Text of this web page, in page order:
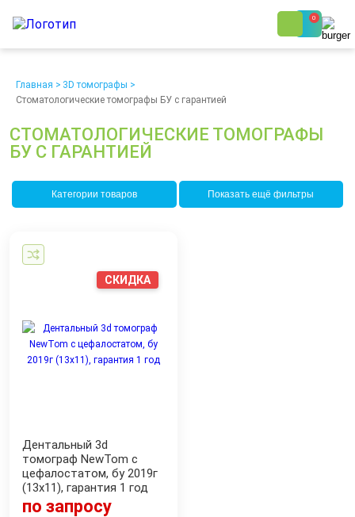
0
Ежедневно с 9:00 до 19:00
О компании
Доставка
Возврат
Статьи
Главная > 3D томографы >
Стоматологические томографы БУ с гарантией
СТОМАТОЛОГИЧЕСКИЕ ТОМОГРАФЫ
БУ С ГАРАНТИЕЙ
Категории товаров Показать ещё фильтры
СКИДКА
Дентальный 3d
томограф NewTom с
цефалостатом, бу 2019г
(13x11), гарантия 1 год
по запросу